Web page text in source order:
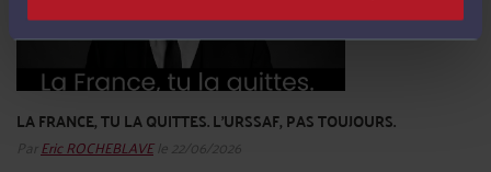
LA FRANCE, TU LA QUITTES. L'URSSAF, PAS TOUJOURS.
Par Eric ROCHEBLAVEle 22/06/2026